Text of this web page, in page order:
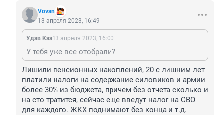
Vovan
13 апреля 2023, 16:49
Удав Каа13 апреля 2023, 16:00
У тебя уже все отобрали?
Лишили пенсионных накоплений, 20 с лишним лет
платили налоги на содержание силовиков и армии
более 30% из бюджета, причем без отчета сколько и
на сто тратится, сейчас еще введут налог на СВО
для каждого. ЖКХ поднимают без конца и т.д.